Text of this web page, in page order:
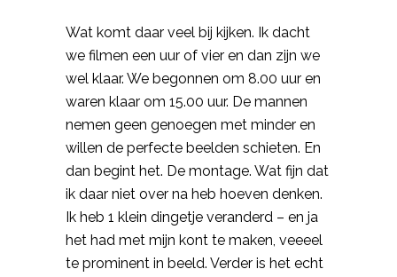
Wat komt daar veel bij kijken. Ik dacht
we filmen een uur of vier en dan zijn we
wel klaar. We begonnen om 8.00 uur en
waren klaar om 15.00 uur. De mannen
nemen geen genoegen met minder en
willen de perfecte beelden schieten. En
dan begint het. De montage. Wat fijn dat
ik daar niet over na heb hoeven denken.
Ik heb 1 klein dingetje veranderd – en ja
het had met mijn kont te maken, veeeel
te prominent in beeld. Verder is het echt